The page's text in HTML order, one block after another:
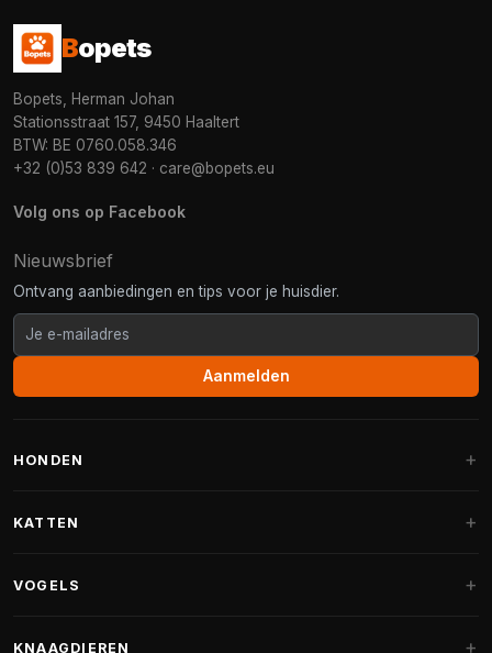
Bopets
Bopets, Herman Johan
Stationsstraat 157, 9450 Haaltert
BTW: BE 0760.058.346
+32 (0)53 839 642 · care@bopets.eu
Volg ons op Facebook
Nieuwsbrief
Ontvang aanbiedingen en tips voor je huisdier.
Aanmelden
HONDEN
Fantail hondenmanden
KATTEN
VOGELS
KNAAGDIEREN